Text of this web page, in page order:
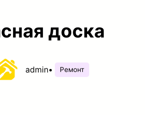
доска
admin• Ремонт